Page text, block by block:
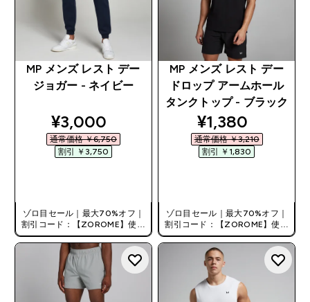
MP メンズ レスト デー
ジョガー - ネイビー
discounted price
¥3,000‎
通常価格 ￥6,750‎
割引 ￥3,750‎
ゾロ目セール｜最大70%オフ｜
割引コード：【ZOROME】使用
で追加10%オフ！
MP メンズ レスト デー
ドロップ アームホール
タンクトップ - ブラック
discounted
¥1,380‎
通常価格 ￥3,210‎
割引 ￥1,830‎
ゾロ目セール｜最大70%オフ｜
割引コード：【ZOROME】使用
で追加10%オフ！